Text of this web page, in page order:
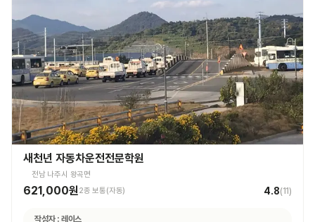
새천년 자동차운전전문학원
전남 나주시 왕곡면
621,000원2종 보통(자동) 4.8(11)
작성자 : 레이스